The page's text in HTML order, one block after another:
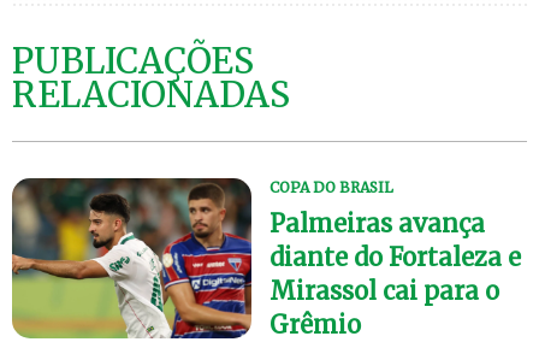
PUBLICAÇÕES
RELACIONADAS
COPA DO BRASIL
Palmeiras avança
diante do Fortaleza e
Mirassol cai para o
Grêmio